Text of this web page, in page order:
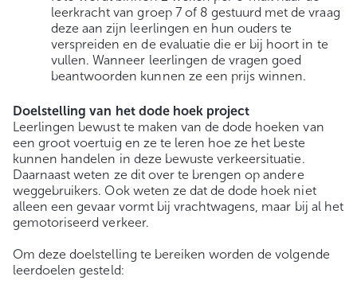
leerkracht van groep 7 of 8 gestuurd met de vraag
deze aan zijn leerlingen en hun ouders te
verspreiden en de evaluatie die er bij hoort in te
vullen. Wanneer leerlingen de vragen goed
beantwoorden kunnen ze een prijs winnen.
Doelstelling van het dode hoek project
Leerlingen bewust te maken van de dode hoeken van
een groot voertuig en ze te leren hoe ze het beste
kunnen handelen in deze bewuste verkeersituatie.
Daarnaast weten ze dit over te brengen op andere
weggebruikers. Ook weten ze dat de dode hoek niet
alleen een gevaar vormt bij vrachtwagens, maar bij al het
gemotoriseerd verkeer.
Om deze doelstelling te bereiken worden de volgende
leerdoelen gesteld: